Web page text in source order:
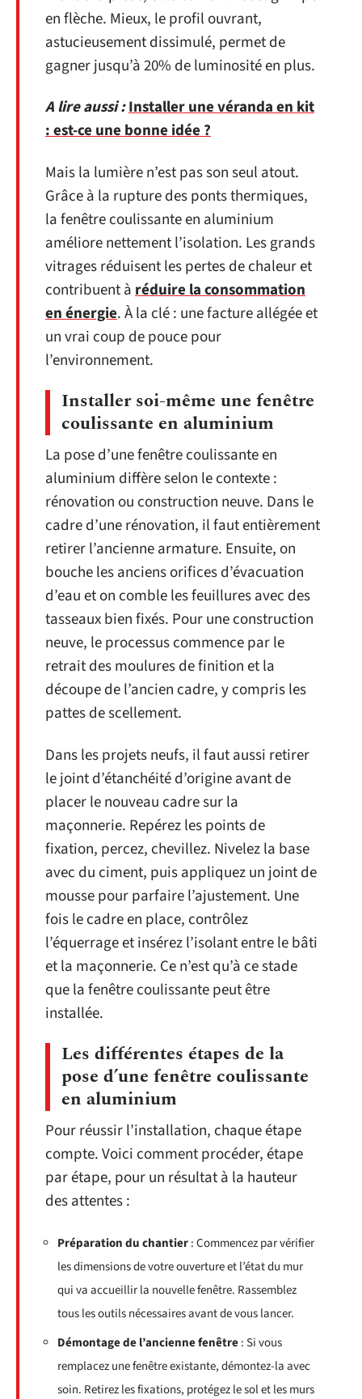
en flèche. Mieux, le profil ouvrant,
astucieusement dissimulé, permet de
gagner jusqu’à 20% de luminosité en plus.
A lire aussi :Installer une véranda en kit
: est-ce une bonne idée ?
Mais la lumière n’est pas son seul atout.
Grâce à la rupture des ponts thermiques,
la fenêtre coulissante en aluminium
améliore nettement l’isolation. Les grands
vitrages réduisent les pertes de chaleur et
contribuent àréduire la consommation
en énergie. À la clé : une facture allégée et
un vrai coup de pouce pour
l’environnement.
Installer soi-même une fenêtre
coulissante en aluminium
La pose d’une fenêtre coulissante en
aluminium diffère selon le contexte :
rénovation ou construction neuve. Dans le
cadre d’une rénovation, il faut entièrement
retirer l’ancienne armature. Ensuite, on
bouche les anciens orifices d’évacuation
d’eau et on comble les feuillures avec des
tasseaux bien fixés. Pour une construction
neuve, le processus commence par le
retrait des moulures de finition et la
découpe de l’ancien cadre, y compris les
pattes de scellement.
Dans les projets neufs, il faut aussi retirer
le joint d’étanchéité d’origine avant de
placer le nouveau cadre sur la
maçonnerie. Repérez les points de
fixation, percez, chevillez. Nivelez la base
avec du ciment, puis appliquez un joint de
mousse pour parfaire l’ajustement. Une
fois le cadre en place, contrôlez
l’équerrage et insérez l’isolant entre le bâti
et la maçonnerie. Ce n’est qu’à ce stade
que la fenêtre coulissante peut être
installée.
Les différentes étapes de la
pose d’une fenêtre coulissante
en aluminium
Pour réussir l’installation, chaque étape
compte. Voici comment procéder, étape
par étape, pour un résultat à la hauteur
des attentes :
Préparation du chantier: Commencez par vérifier
les dimensions de votre ouverture et l’état du mur
qui va accueillir la nouvelle fenêtre. Rassemblez
tous les outils nécessaires avant de vous lancer.
Démontage de l’ancienne fenêtre: Si vous
remplacez une fenêtre existante, démontez-la avec
soin. Retirez les fixations, protégez le sol et les murs